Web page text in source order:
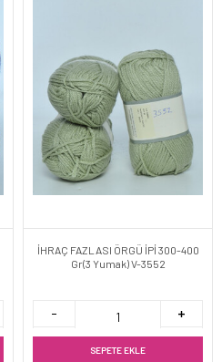
İHRAÇ FAZLASI ÖRGÜ İPİ 300-400
Gr(3 Yumak) V-3552
SEPETE EKLE